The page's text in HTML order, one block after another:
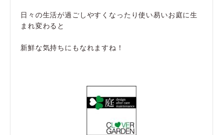
日々の生活が過ごしやすくなったり使い易いお庭に生
まれ変わると
新鮮な気持ちにもなれますね！